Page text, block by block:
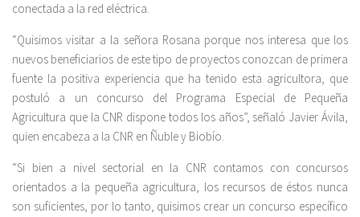
conectada a la red eléctrica.
“Quisimos visitar a la señora Rosana porque nos interesa que los
nuevos beneficiarios de este tipo de proyectos conozcan de primera
fuente la positiva experiencia que ha tenido esta agricultora, que
postuló a un concurso del Programa Especial de Pequeña
Agricultura que la CNR dispone todos los años”, señaló Javier Ávila,
quien encabeza a la CNR en Ñuble y Biobío.
“Si bien a nivel sectorial en la CNR contamos con concursos
orientados a la pequeña agricultura, los recursos de éstos nunca
son suficientes, por lo tanto, quisimos crear un concurso específico